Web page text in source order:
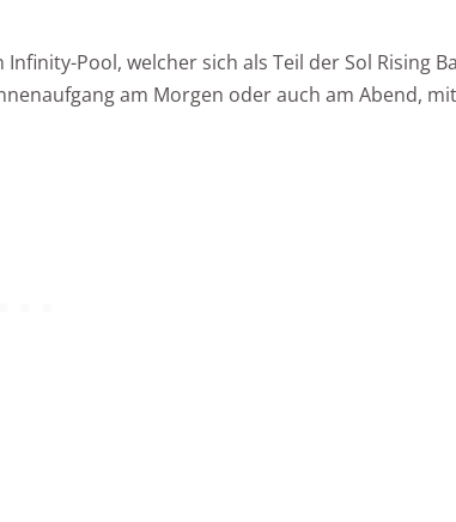
Pool, welcher sich als Teil der Sol Rising
am Morgen oder auch am Abend,